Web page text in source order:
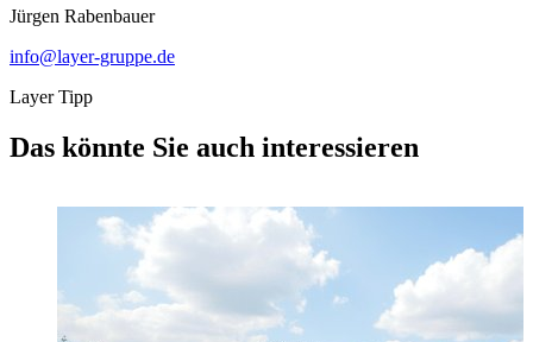
Jürgen Rabenbauer
info@layer-gruppe.de
Layer Tipp
Das könnte Sie auch interessieren